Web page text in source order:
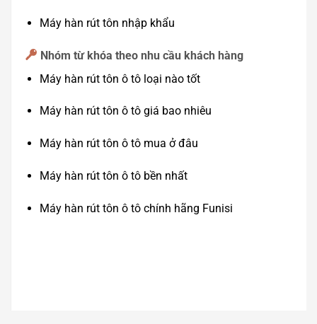
Máy hàn rút tôn nhập khẩu
Nhóm từ khóa theo nhu cầu khách hàng
Máy hàn rút tôn ô tô loại nào tốt
Máy hàn rút tôn ô tô giá bao nhiêu
Máy hàn rút tôn ô tô mua ở đâu
Máy hàn rút tôn ô tô bền nhất
Máy hàn rút tôn ô tô chính hãng Funisi